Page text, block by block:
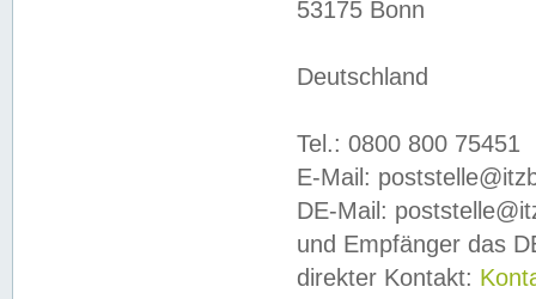
53175 Bonn
Deutschland
Tel.: 0800 800 75451
E-Mail:
DE-Mail:
und Empfänger das
direkter Kontakt: